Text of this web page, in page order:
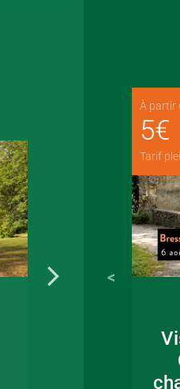
Visite
canoë en
À partir
5€
Tarif